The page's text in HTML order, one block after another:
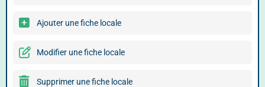
Ajouter une fiche locale
Modifier une fiche locale
Supprimer une fiche locale